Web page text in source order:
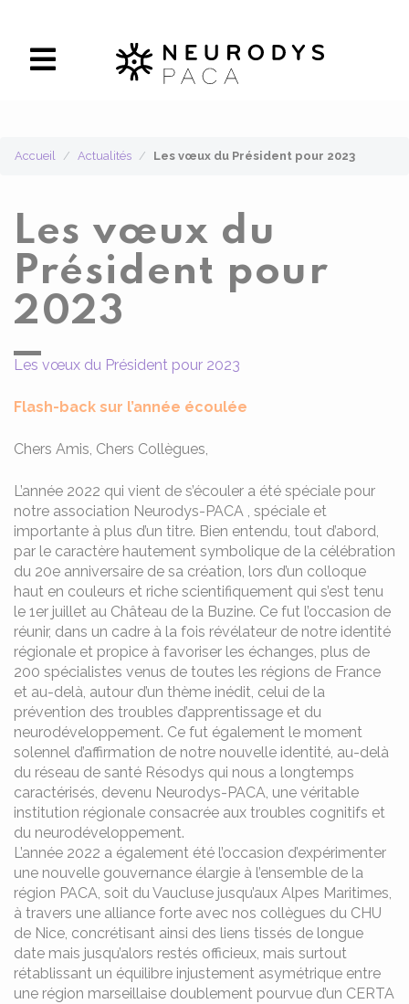
Accueil Actualités Les vœux du Président pour 2023
Les vœux du
Président pour
2023
Les vœux du Président pour 2023
Flash-back sur l’année écoulée
Chers Amis, Chers Collègues,
L’année 2022 qui vient de s’écouler a été spéciale pour
notre association Neurodys-PACA , spéciale et
importante à plus d’un titre. Bien entendu, tout d’abord,
par le caractère hautement symbolique de la célébration
du 20e anniversaire de sa création, lors d’un colloque
haut en couleurs et riche scientifiquement qui s’est tenu
le 1er juillet au Château de la Buzine. Ce fut l’occasion de
réunir, dans un cadre à la fois révélateur de notre identité
régionale et propice à favoriser les échanges, plus de
200 spécialistes venus de toutes les régions de France
et au-delà, autour d’un thème inédit, celui de la
prévention des troubles d’apprentissage et du
neurodéveloppement. Ce fut également le moment
solennel d’affirmation de notre nouvelle identité, au-delà
du réseau de santé Résodys qui nous a longtemps
caractérisés, devenu Neurodys-PACA, une véritable
institution régionale consacrée aux troubles cognitifs et
du neurodéveloppement.
L’année 2022 a également été l’occasion d’expérimenter
une nouvelle gouvernance élargie à l’ensemble de la
région PACA, soit du Vaucluse jusqu’aux Alpes Maritimes,
à travers une alliance forte avec nos collègues du CHU
de Nice, concrétisant ainsi des liens tissés de longue
date mais jusqu’alors restés officieux, mais surtout
rétablissant un équilibre injustement asymétrique entre
une région marseillaise doublement pourvue d’un CERTA